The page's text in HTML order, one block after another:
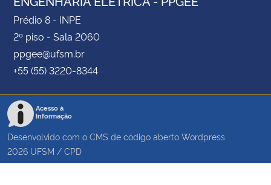
Prédio 8 - INPE
2º piso - Sala 2060
ppgee@ufsm.br
+55 (55) 3220-8344
Acesso à
Informação
Desenvolvido com o CMS de código aberto Wordpress
2026 UFSM / CPD